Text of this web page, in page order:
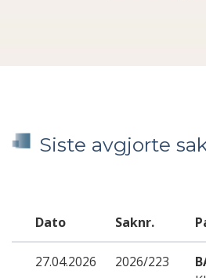
Siste avgjorte
Dato Saknr.
27.04.2026 2026/223